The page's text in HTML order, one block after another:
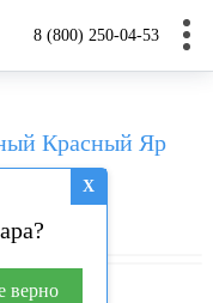
8 (800) 250-04-53
ДОМА И
X
верно
Красный Яр